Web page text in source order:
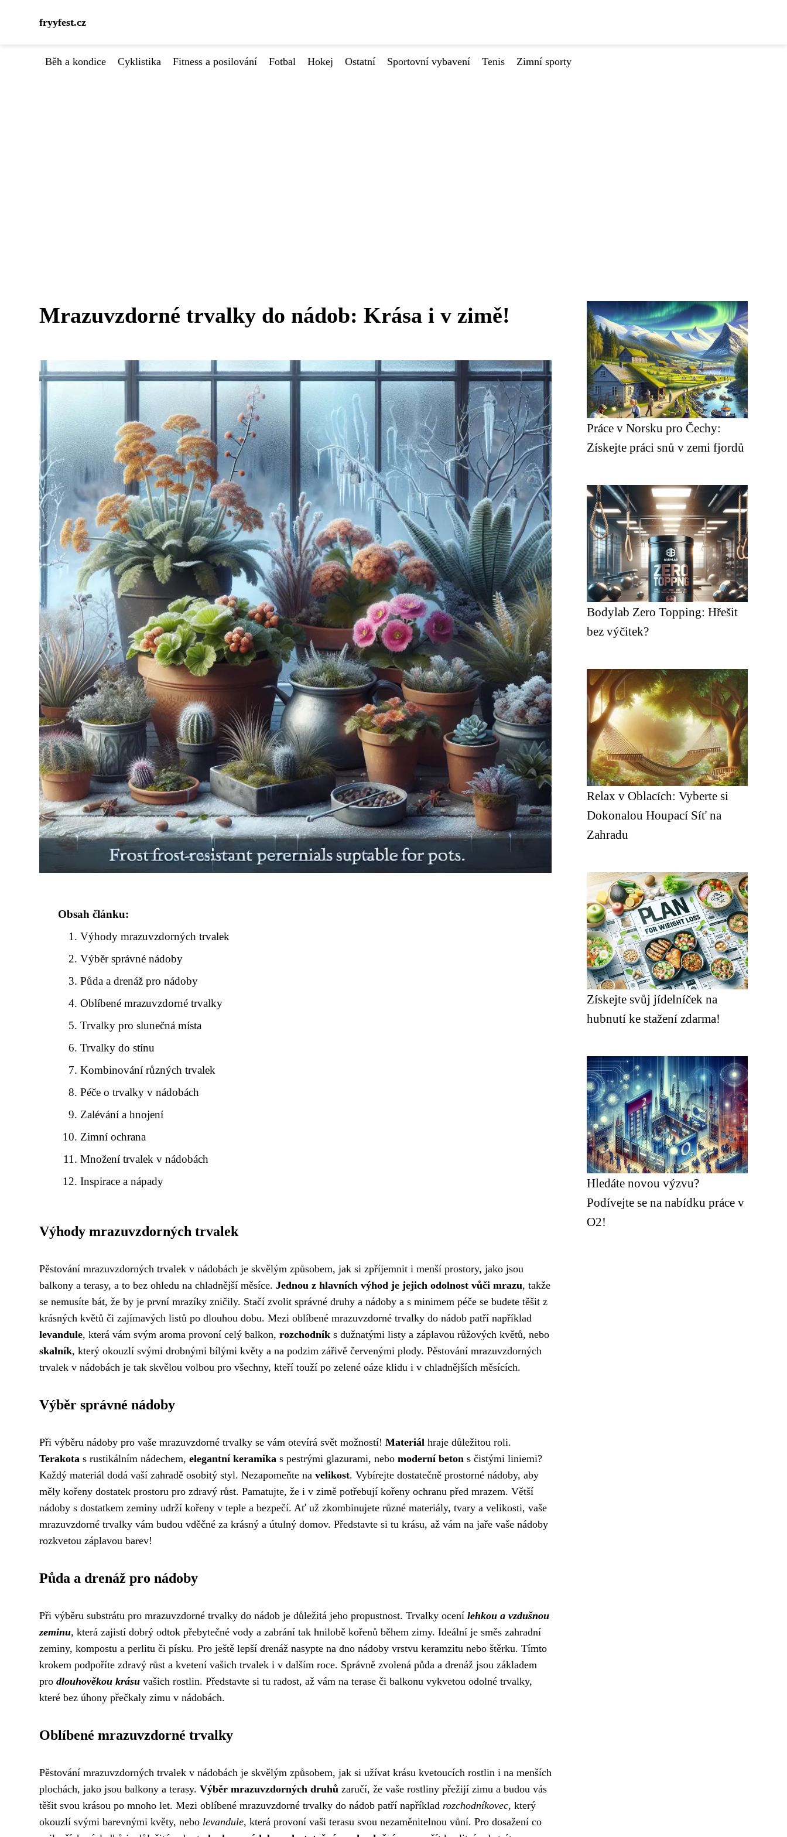
fryyfest.cz
Běh a kondice Cyklistika Fitness a posilování Fotbal Hokej Ostatní Sportovní vybavení Tenis Zimní sporty
Mrazuvzdorné trvalky do nádob: Krása i v zimě!
Obsah článku:
Výhody mrazuvzdorných trvalek
Výběr správné nádoby
Půda a drenáž pro nádoby
Oblíbené mrazuvzdorné trvalky
Trvalky pro slunečná místa
Trvalky do stínu
Kombinování různých trvalek
Péče o trvalky v nádobách
Zalévání a hnojení
Zimní ochrana
Množení trvalek v nádobách
Inspirace a nápady
Výhody mrazuvzdorných trvalek
Pěstování mrazuvzdorných trvalek v nádobách je skvělým způsobem, jak si zpříjemnit i menší prostory, jako jsou
balkony a terasy, a to bez ohledu na chladnější měsíce. Jednou z hlavních výhod je jejich odolnost vůči mrazu, takže
se nemusíte bát, že by je první mrazíky zničily. Stačí zvolit správné druhy a nádoby a s minimem péče se budete těšit z
krásných květů či zajímavých listů po dlouhou dobu. Mezi oblíbené mrazuvzdorné trvalky do nádob patří například
levandule, která vám svým aroma provoní celý balkon, rozchodník s dužnatými listy a záplavou růžových květů, nebo
skalník, který okouzlí svými drobnými bílými květy a na podzim zářivě červenými plody. Pěstování mrazuvzdorných
trvalek v nádobách je tak skvělou volbou pro všechny, kteří touží po zelené oáze klidu i v chladnějších měsících.
Výběr správné nádoby
Při výběru nádoby pro vaše mrazuvzdorné trvalky se vám otevírá svět možností! Materiál hraje důležitou roli.
Terakota s rustikálním nádechem, elegantní keramika s pestrými glazurami, nebo moderní beton s čistými liniemi?
Každý materiál dodá vaší zahradě osobitý styl. Nezapomeňte na velikost. Vybírejte dostatečně prostorné nádoby, aby
měly kořeny dostatek prostoru pro zdravý růst. Pamatujte, že i v zimě potřebují kořeny ochranu před mrazem. Větší
nádoby s dostatkem zeminy udrží kořeny v teple a bezpečí. Ať už zkombinujete různé materiály, tvary a velikosti, vaše
mrazuvzdorné trvalky vám budou vděčné za krásný a útulný domov. Představte si tu krásu, až vám na jaře vaše nádoby
rozkvetou záplavou barev!
Půda a drenáž pro nádoby
Při výběru substrátu pro mrazuvzdorné trvalky do nádob je důležitá jeho propustnost. Trvalky ocení lehkou a vzdušnou
zeminu, která zajistí dobrý odtok přebytečné vody a zabrání tak hnilobě kořenů během zimy. Ideální je směs zahradní
zeminy, kompostu a perlitu či písku. Pro ještě lepší drenáž nasypte na dno nádoby vrstvu keramzitu nebo štěrku. Tímto
krokem podpoříte zdravý růst a kvetení vašich trvalek i v dalším roce. Správně zvolená půda a drenáž jsou základem
pro dlouhověkou krásu vašich rostlin. Představte si tu radost, až vám na terase či balkonu vykvetou odolné trvalky,
které bez úhony přečkaly zimu v nádobách.
Oblíbené mrazuvzdorné trvalky
Pěstování mrazuvzdorných trvalek v nádobách je skvělým způsobem, jak si užívat krásu kvetoucích rostlin i na menších
plochách, jako jsou balkony a terasy. Výběr mrazuvzdorných druhů zaručí, že vaše rostliny přežijí zimu a budou vás
těšit svou krásou po mnoho let. Mezi oblíbené mrazuvzdorné trvalky do nádob patří například rozchodníkovec, který
okouzlí svými barevnými květy, nebo levandule, která provoní vaši terasu svou nezaměnitelnou vůní. Pro dosažení co
Práce v Norsku pro Čechy:
Získejte práci snů v zemi fjordů
Bodylab Zero Topping: Hřešit
bez výčitek?
Relax v Oblacích: Vyberte si
Dokonalou Houpací Síť na
Zahradu
Získejte svůj jídelníček na
hubnutí ke stažení zdarma!
Hledáte novou výzvu?
Podívejte se na nabídku práce v
O2!